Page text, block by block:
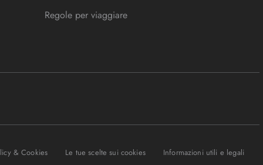
Regole per viaggiare
& Cookies Le tue scelte sui cookies Informazioni utili e legali